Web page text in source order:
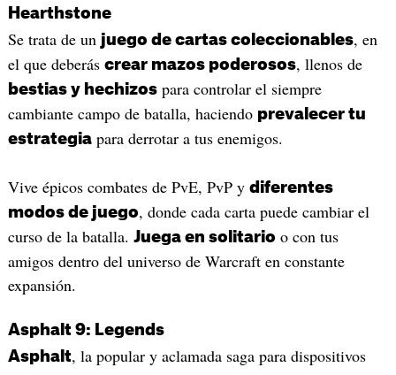
Hearthstone
Se trata de un juego de cartas coleccionables, en
el que deberás crear mazos poderosos, llenos de
bestias y hechizospara controlar el siempre
cambiante campo de batalla, haciendo prevalecer tu
estrategiapara derrotar a tus enemigos.
Vive épicos combates de PvE, PvP y diferentes
modos de juego, donde cada carta puede cambiar el
curso de la batalla. Juega en solitario o con tus
amigos dentro del universo de Warcraft en constante
expansión.
Asphalt 9: Legends
Asphalt, la popular y aclamada saga para dispositivos